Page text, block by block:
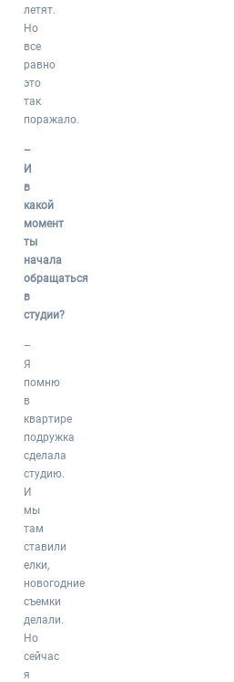
летят.
Но
все
равно
это
так
поражало.
–
И
в
какой
момент
ты
начала
обращаться
в
студии?
–
Я
помню
в
квартире
подружка
сделала
студию.
И
мы
там
ставили
елки,
новогодние
съемки
делали.
Но
сейчас
я